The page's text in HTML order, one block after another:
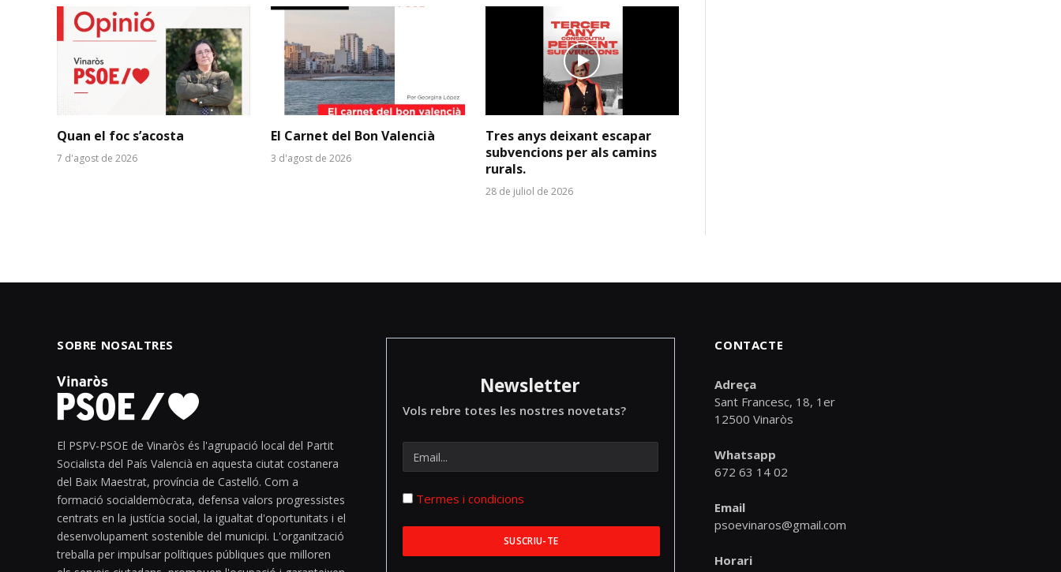
Quan el foc s’acosta
7 d'agost de 2026
El Carnet del Bon Valencià
3 d'agost de 2026
Tres anys deixant escapar
subvencions per als camins
rurals.
28 de juliol de 2026
SOBRE NOSALTRES
El PSPV-PSOE de Vinaròs és l'agrupació local del Partit
Socialista del País Valencià en aquesta ciutat costanera
del Baix Maestrat, província de Castelló. Com a
formació socialdemòcrata, defensa valors progressistes
centrats en la justícia social, la igualtat d'oportunitats i el
desenvolupament sostenible del municipi. L'organització
treballa per impulsar polítiques públiques que milloren
Newsletter
Vols rebre totes les nostres novetats?
Termes i condicions
CONTACTE
Adreça
Sant Francesc, 18, 1er
12500 Vinaròs
Whatsapp
672 63 14 02
Email
psoevinaros@gmail.com
Horari